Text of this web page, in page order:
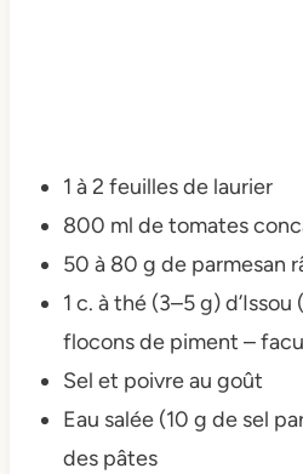
1 à 2 feuilles de laurier
800 ml de tomates
50 à 80 g de parmesan
1 c. à thé (3–5 g)
flocons de piment –
Sel et poivre au goût
Eau salée (10 g de sel
des pâtes